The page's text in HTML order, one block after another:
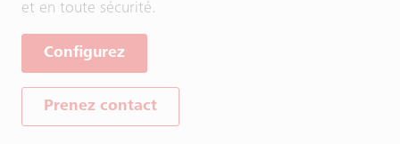
et en toute sécurité.
Configurez
Prenez contact